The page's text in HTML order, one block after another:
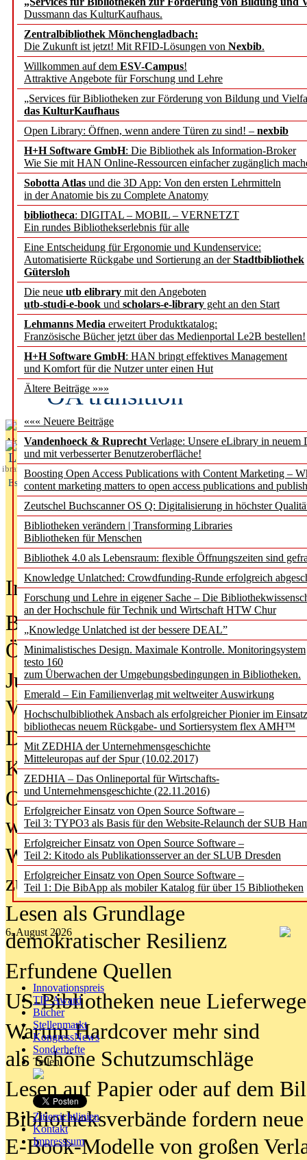
Dussmann das KulturKaufhaus.
Zentralbibliothek Mönchengladbach:
Die Zukunft ist jetzt! Mit RFID-Lösungen von Nexbib.
Willkommen auf dem ESV-Campus!
Attraktive Angebote für Forschung und Lehre
„Services für Bibliotheken zur Förderung von Bildung und
das KulturKaufhaus
Open Library: Öffnen, wenn andere Türen zu sind! – nexbib
H+H Software GmbH: Die Bibliothek als Information-Broker
Wie Sie mit HAN Online-Ressourcen einfacher zugänglich
Sobotta Atlas und die 3D App: Von den ersten Lehrmitteln
in der Anatomie bis zu Complete Anatomy
bibliotheca: DIGITAL – MOBIL – VERNETZT
Ein rundes Bibliothekserlebnis für alle
Eine Entscheidung für Ergonomie und Kundenservice:
Automatisierte Rückgabe und Sortierung an derStadtbibliothek
Gütersloh
Die neue utb elibrary mit den Angeboten
utb-studi-e-book und scholars-e-library geht an den Start
Lehmanns Media erweitert Produktkatalog:
Französische Bücher jetzt über das Medienportal Le2B bestellen!
H+H Software GmbH: HAN bringt effektives Management
und Komfort für die Nutzer unter einen Hut
Ältere Beiträge »»»
««« Neuere Beiträge
Vandenhoeck & Ruprecht Verlage: Unsere eLibrary in neuem
und mit verbesserter Benutzeroberfläche!
Boosting Open Access Publications with Content Marketing –
content marketing matters to open access publications and
Zeutschel Buchscanner OS Q: Digitalisierung in höchster
Bibliotheken verändern | Transforming Libraries
Bibliotheken für Menschen
Bibliothek 4.0 als Lebensraum: flexible Öffnungszeiten sind
Knowledge Unlatched: Crowdfunding-Runde erfolgreich
Forschung und Lehre in eigener Sache – Die
an der Hochschule für Technik und Wirtschaft HTW Chur
„Knowledge Unlatched ist der bessere DEAL”
Minimalistisches Design. Maximale Kontrolle. Monitoringsystem
testo 160
zum Überwachen der Umgebungsbedingungen in Bibliotheken.
Emerald – Ein Familienverlag mit weltweiter Auswirkung
Hochschulbibliothek Ansbach als erfolgreicher Pionier im
bibliothecas neuem Rückgabe- und Sortiersystem flex AMH™
Mit ZEDHIA der Unternehmensgeschichte
Mitteleuropas auf der Spur (10.02.2017)
ZEDHIA – Das Onlineportal für Wirtschafts-
und Unternehmensgeschichte (22.11.2016)
Erfolgreicher Einsatz von Open Source Software –
Teil 3: TYPO3 als Basis für den Website-Relaunch der SUB
Erfolgreicher Einsatz von Open Source Software –
Teil 2: Kitodo als Publikationsserver an der SLUB Dresden
Erfolgreicher Einsatz von Open Source Software –
Teil 1: Die BibApp als mobiler Katalog für über 15 Bibliotheken
6. August 2026
Innovationspreis
TIP Award
Bücher
Stellenmarkt
KongressNews
Sonderhefte
Teilen
Zitierrichtlinien
Kontakt
Impresssum
Künstliche Intelligenz
besser zu verstehen
„Leitbegriffe der
des BIÖG erscheinen
jedem Experiment
DFG setzt Förderung
FAIRmat fort
Bayerns digitale
Schulwandbilder aus
Fifth Open Access
transformative
OA transition
Aktuelles aus
L
ibrary
Essentials
In der Ausgabe05/2026(Juni/Juli
Bürgerforum fordert mehr
Öffentlichkeit
Jugendliche wollen besseren
Verbote
Digitale Langzeit­archi­vierung
KI-Chatbots werden Teil der
Offene Infrastrukturen für
wissenschaftliche
Warum die Debatte über KI-Texte
zu kurz greift
Lesen als Grundlage
demokratischer Resilienz
Erfundene Quellen
US-Bibliotheken neue Lieferwege
Warum Hardcover mehr sind
als schöne Schutzumschläge
Lesen auf Papier oder auf dem
Bibliotheksverbände fordern neue
E-Book-Modelle von großen